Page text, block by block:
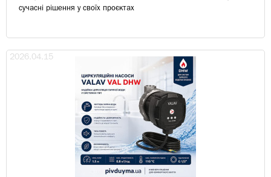
сучасні рішення у своїх проєктах
2026.04.15